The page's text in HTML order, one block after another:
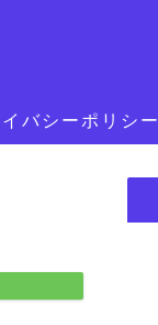
バシーポリシー